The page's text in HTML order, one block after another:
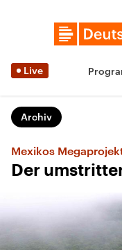
Live
Archiv
Mexikos
Der